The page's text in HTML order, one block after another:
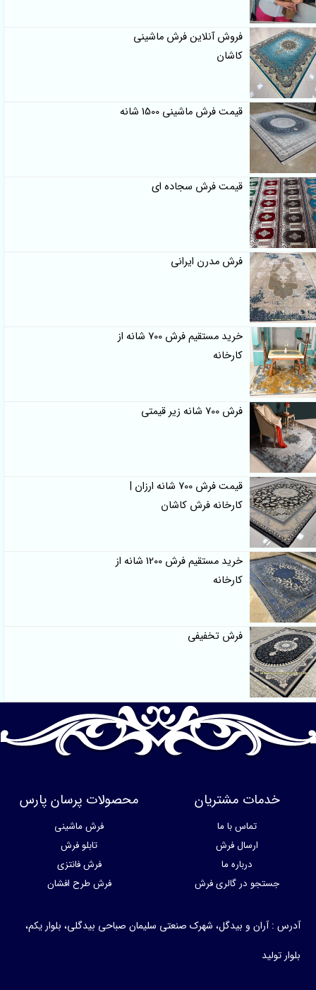
فروش آنلاین فرش ماشینی
کاشان
قیمت فرش ماشینی 1500 شانه
قیمت فرش سجاده ای
فرش مدرن ایرانی
خرید مستقیم فرش 700 شانه از
کارخانه
فرش 700 شانه زیر قیمتی
قیمت فرش 700 شانه ارزان |
کارخانه فرش کاشان
خرید مستقیم فرش 1200 شانه از
کارخانه
فرش تخفیفی
خدمات مشتریان
تماس با ما
ارسال فرش
درباره ما
جستجو در گالری فرش
محصولات پرسان پارس
فرش ماشینی
تابلو فرش
فرش فانتزی
فرش طرح افشان
آدرس : آران و بیدگل، شهرک صنعتی سلیمان صباحی بیدگلی، بلوار یکم،
بلوار تولید